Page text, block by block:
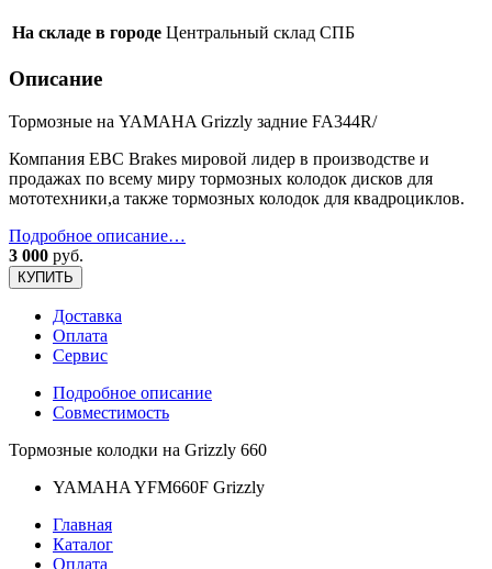
На складе в городе Центральный склад СПБ
Описание
Тормозные на YAMAHA Grizzly задние FA344R/
Компания EBC Brakes мировой лидер в производстве и
продажах по всему миру тормозных колодок дисков для
мототехники,а также тормозных колодок для квадроциклов.
Подробное описание…
3 000 руб.
КУПИТЬ
Доставка
Оплата
Сервис
Подробное описание
Совместимость
Тормозные колодки на Grizzly 660
YAMAHA YFM660F Grizzly
Главная
Каталог
Оплата